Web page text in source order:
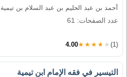
أحمد بن عبد الحليم بن عبد السلام بن
عدد الصفحات: 61
4.00★★★★★ (1)
التيسير في فقه الإمام ابن تيمية